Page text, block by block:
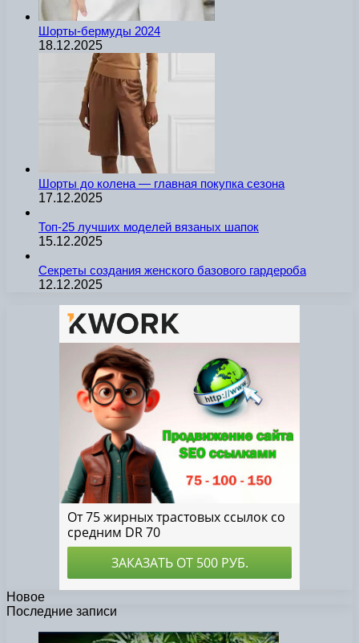
Шорты-бермуды 2024
18.12.2025
Шорты до колена — главная покупка сезона
17.12.2025
Топ-25 лучших моделей вязаных шапок
15.12.2025
Секреты создания женского базового гардероба
12.12.2025
Новое
Последние записи